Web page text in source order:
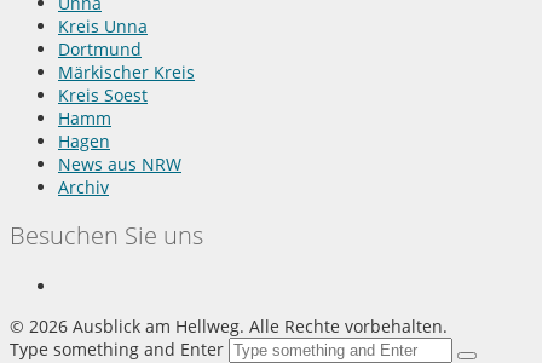
Kreis Unna
Dortmund
Märkischer Kreis
Kreis Soest
Hamm
Hagen
News aus NRW
Archiv
Besuchen Sie uns
© 2026 Ausblick am Hellweg. Alle Rechte vorbehalten.
Type something and Enter